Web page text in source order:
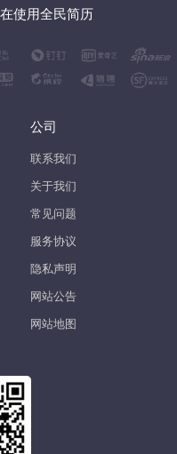
使用全民简历
公司
联系我们
关于我们
常见问题
服务协议
隐私声明
网站公告
网站地图